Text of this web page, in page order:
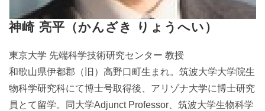
神崎 亮平（かんざき りょうへい）
東京大学 先端科学技術研究センター 教授
和歌山県伊都郡（旧）高野口町生まれ。筑波大学大学院生
物科学研究科にて博士号取得後、アリゾナ大学に博士研究
員とて留学。同大学Adjunct Professor、筑波大学生物科学